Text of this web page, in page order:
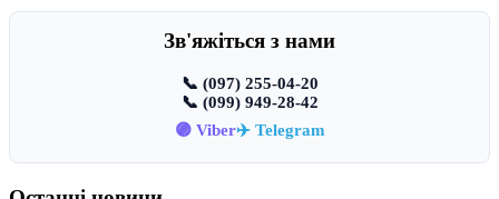
Зв'яжіться з нами
📞 (097) 255-04-20
📞 (099) 949-28-42
🟣 Viber✈️ Telegram